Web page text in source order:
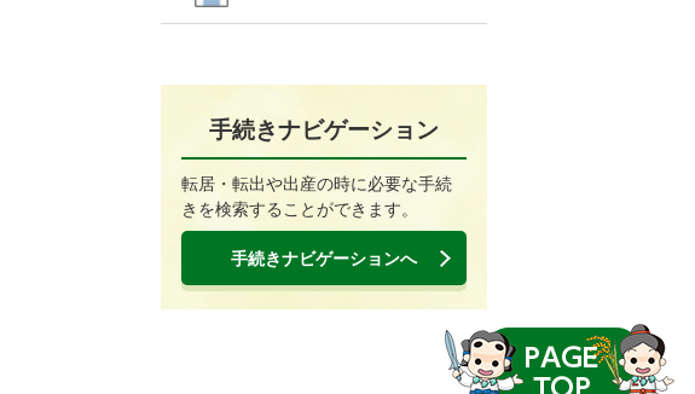
手続きナビゲーション
転居・転出や出産の時に必要な手続
きを検索することができます。
手続きナビゲーションへ